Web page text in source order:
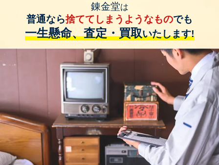
錬金堂は
普通なら捨ててしまうようなものでも
一生懸命、査定・買取いたします!